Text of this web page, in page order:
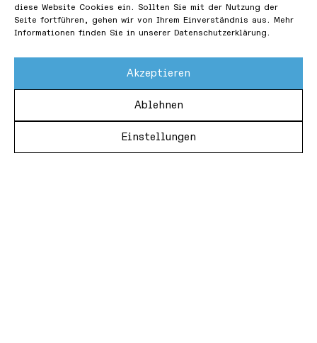
diese Website Cookies ein. Sollten Sie mit der Nutzung der
Seite fortführen, gehen wir von Ihrem Einverständnis aus. Mehr
Informationen finden Sie in unserer Datenschutzerklärung.
Akzeptieren
Ablehnen
Einstellungen